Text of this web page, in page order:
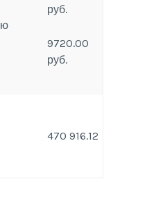
руб.
9720.00
руб.
470 916.12